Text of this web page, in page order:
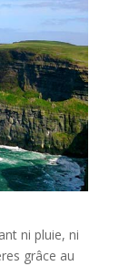
ni pluie, ni
grâce au